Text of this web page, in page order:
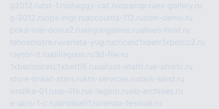
g2012.rutst-1.rushaggy-cat.ruopsmgr.ruev-gallery.ru
g-2012.ruops-mgr.ruaccounts-112.rucsm-demo.ru
poka-vse-doma2.ruairgungames.ruallseo-host.ru
tehosmotre.ruvarieta-yug.rucricetc1xbetr1xbetcc2.ru
raytor-d.ruatillagunn.ru3d-file.ru
1xbeticricetc1xbetti5.ruuafoot-statti.rue-abis1c.ru
store-brawl-stars.rukts-services.rudark-sand.ru
sindika-01.rusp-life.rux-legion.rusib-archives.ru
e-abis-1-c.rusindika01.ruvenda-festival.ru